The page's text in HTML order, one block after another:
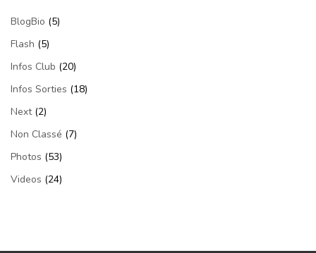
BlogBio (5)
Flash (5)
Infos Club (20)
Infos Sorties (18)
Next(2)
Non Classé (7)
Photos (53)
Videos (24)